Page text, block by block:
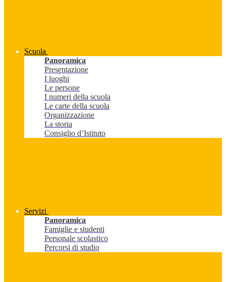
Scuola
Panoramica
Presentazione
I luoghi
Le persone
I numeri della scuola
Le carte della scuola
Organizzazione
La storia
Consiglio d’Istituto
Servizi
Panoramica
Famiglie e studenti
Personale scolastico
Percorsi di studio